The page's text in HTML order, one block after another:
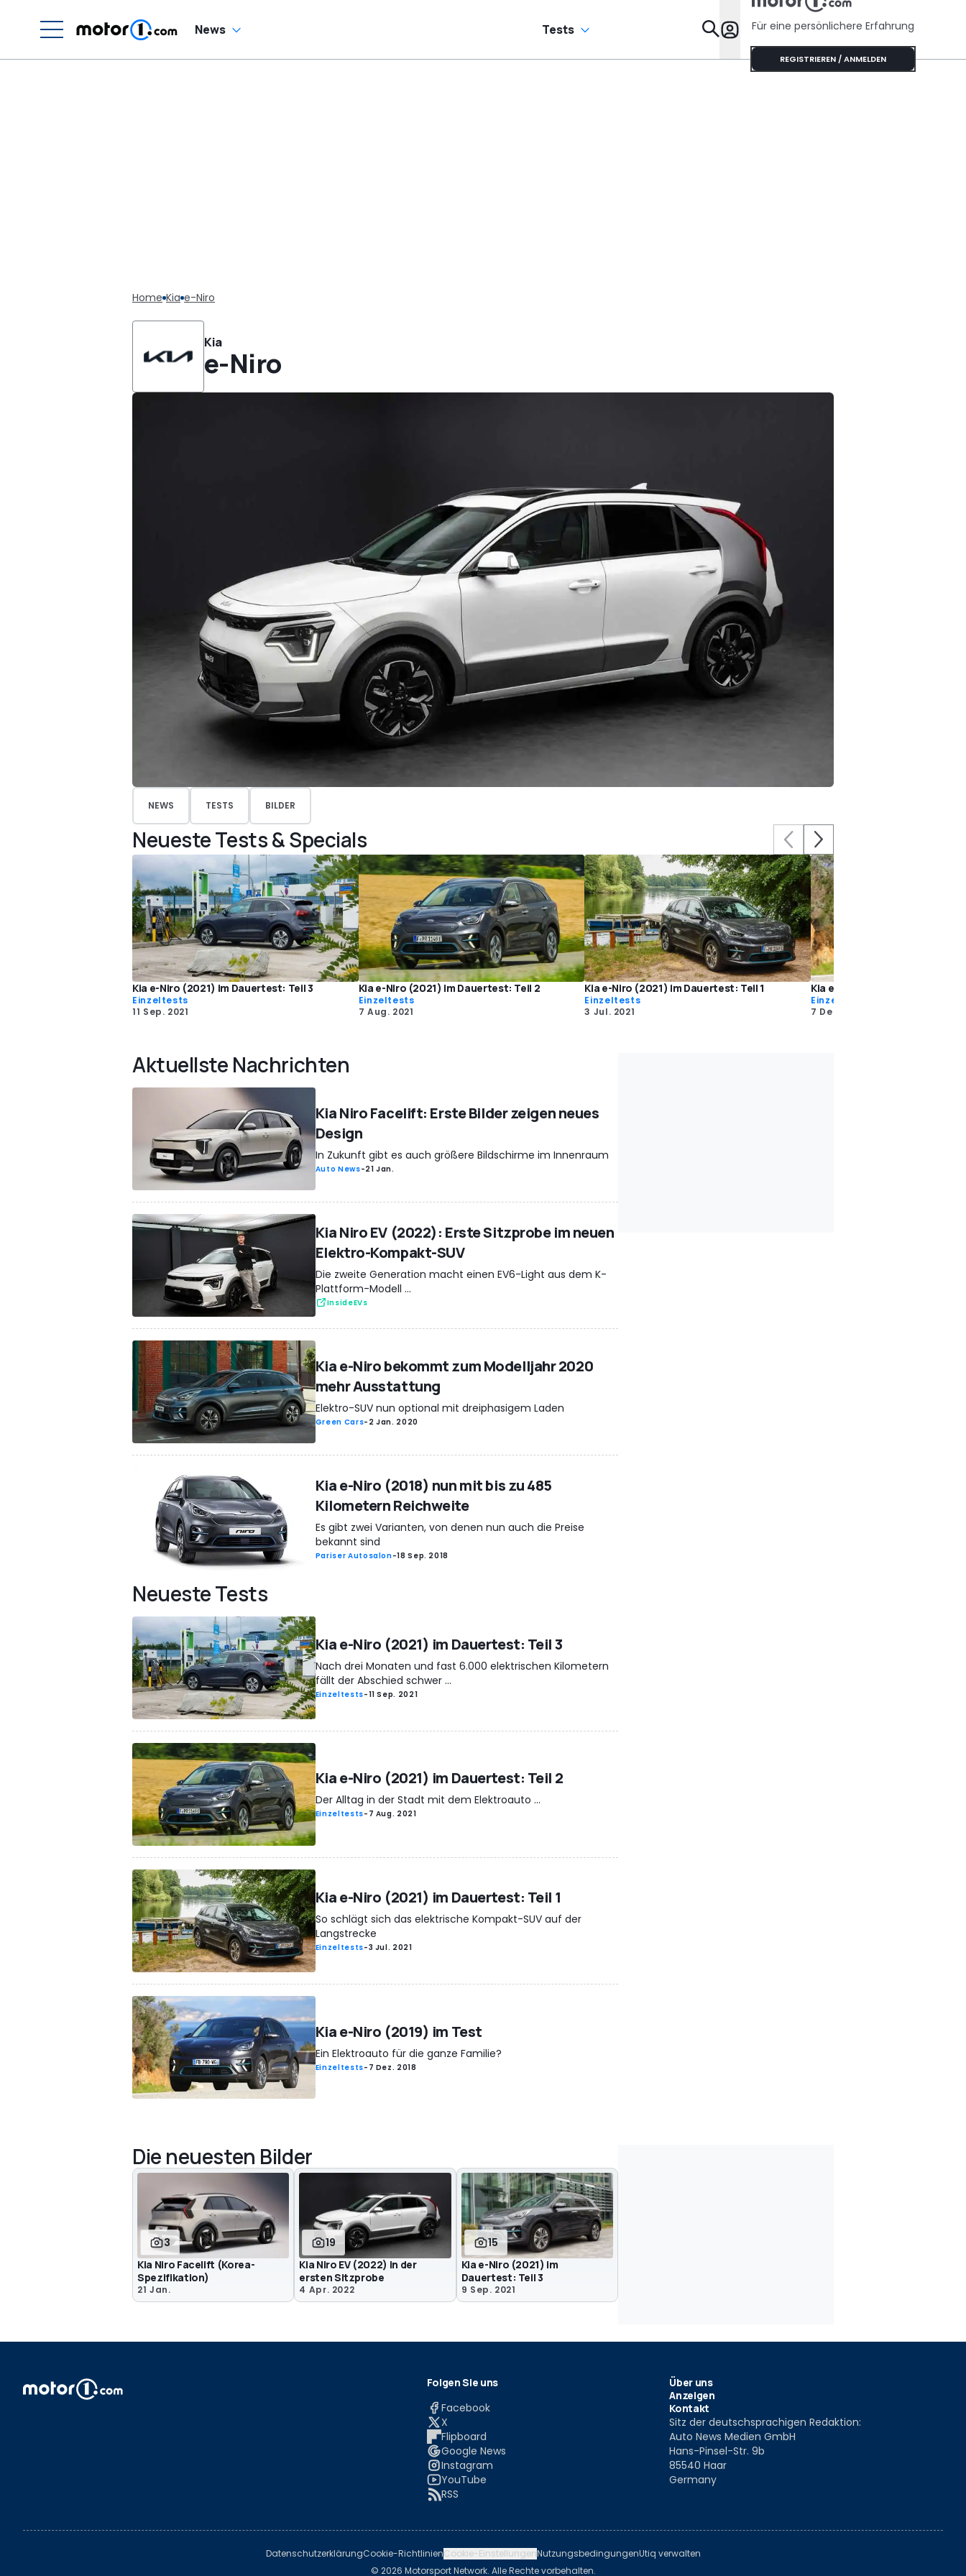
News Tests Specials
Für eine persönlichere Erfahrung
REGISTRIEREN / ANMELDEN
Home Kia e-Niro
Kia
e-Niro
NEWS TESTS BILDER
Neueste Tests & Specials
Kia e-Niro (2021) im Dauertest: Teil 3
Einzeltests
11 Sep. 2021
Kia e-Niro (2021) im Dauertest: Teil 2
Einzeltests
7 Aug. 2021
Kia e-Niro (2021) im Dauertest: Teil 1
Einzeltests
3 Jul. 2021
Kia e-Niro (2019) im Test
Einzeltests
7 Dez. 2018
Aktuellste Nachrichten
Kia Niro Facelift: Erste Bilder zeigen neues
Design
In Zukunft gibt es auch größere Bildschirme im Innenraum
Auto News-21 Jan.
Kia Niro EV (2022): Erste Sitzprobe im neuen
Elektro-Kompakt-SUV
Die zweite Generation macht einen EV6-Light aus dem K-
Plattform-Modell ...
InsideEVs
Kia e-Niro bekommt zum Modelljahr 2020
mehr Ausstattung
Elektro-SUV nun optional mit dreiphasigem Laden
Green Cars- 2 Jan. 2020
Kia e-Niro (2018) nun mit bis zu 485
Kilometern Reichweite
Es gibt zwei Varianten, von denen nun auch die Preise
bekannt sind
Pariser Autosalon-18 Sep. 2018
Neueste Tests
Kia e-Niro (2021) im Dauertest: Teil 3
Nach drei Monaten und fast 6.000 elektrischen Kilometern
fällt der Abschied schwer ...
Einzeltests-11 Sep. 2021
Kia e-Niro (2021) im Dauertest: Teil 2
Der Alltag in der Stadt mit dem Elektroauto ...
Einzeltests- 7 Aug. 2021
Kia e-Niro (2021) im Dauertest: Teil 1
So schlägt sich das elektrische Kompakt-SUV auf der
Langstrecke
Einzeltests-3 Jul. 2021
Kia e-Niro (2019) im Test
Ein Elektroauto für die ganze Familie?
Einzeltests- 7 Dez. 2018
Die neuesten Bilder
3
Kia Niro Facelift (Korea-
Spezifikation)
21 Jan.
19
Kia Niro EV (2022) in der
ersten Sitzprobe
4 Apr. 2022
15
Kia e-Niro (2021) im
Dauertest: Teil 3
9 Sep. 2021
Folgen Sie uns
Facebook
X
Flipboard
Google News
Instagram
YouTube
RSS
Über uns
Anzeigen
Kontakt
Sitz der deutschsprachigen Redaktion:
Auto News Medien GmbH
Hans-Pinsel-Str. 9b
85540 Haar
Germany
DatenschutzerklärungCookie-RichtlinienCookie-EinstellungenNutzungsbedingungenUtiq verwalten
© 2026 Motorsport Network. Alle Rechte vorbehalten.